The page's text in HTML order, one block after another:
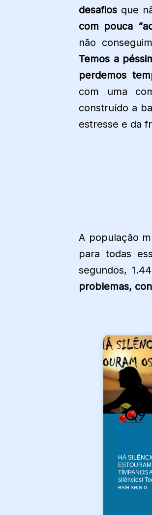
desafios que
com pouca
não
Temos a
perdemos
com uma
construído a
estresse e da
A população
para todas
segundos,
problemas,
HÁ
QUE
OS
HÁ
TÍMPANOS
silêncios!
este seja o